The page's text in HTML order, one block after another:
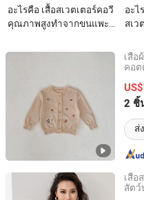
อะไรคือ เสื้อสเวตเตอร์คอวี
คุณภาพสูงทำจากขนแพะ
สบาย การปรับแต่งส่วน
อะไ
สเว
ตา
ปม
เสื้อ
คอต
2 ชิ้
ส่
Guangzhou Knitwinner
Guangdong, China
เสื้อ
สัตว์
Zhongshan K & P Knitting